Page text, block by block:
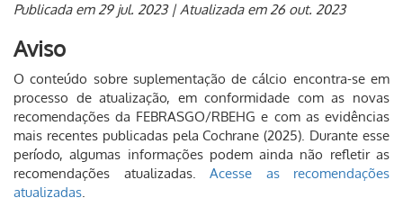
Publicada em 29 jul. 2023 | Atualizada em 26 out. 2023
Aviso
O conteúdo sobre suplementação de cálcio encontra-se em
processo de atualização, em conformidade com as novas
recomendações da FEBRASGO/RBEHG e com as evidências
mais recentes publicadas pela Cochrane (2025). Durante esse
período, algumas informações podem ainda não refletir as
recomendações atualizadas. Acesse as recomendações
atualizadas.